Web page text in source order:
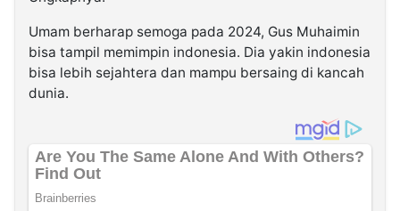
Umam berharap semoga pada 2024, Gus Muhaimin
bisa tampil memimpin indonesia. Dia yakin indonesia
bisa lebih sejahtera dan mampu bersaing di kancah
dunia.